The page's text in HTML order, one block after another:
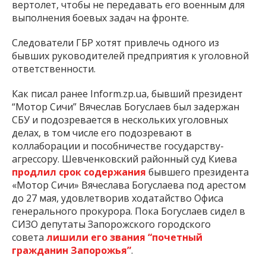
вертолет, чтобы не передавать его военным для
выполнения боевых задач на фронте.
Следователи ГБР хотят привлечь одного из
бывших руководителей предприятия к уголовной
ответственности.
Как писал ранее Inform.zp.ua, бывший президент
“Мотор Сичи” Вячеслав Богуслаев был задержан
СБУ и подозревается в нескольких уголовных
делах, в том числе его подозревают в
коллаборации и пособничестве государству-
агрессору. Шевченковский районный суд Киева
продлил срок содержания бывшего президента
«Мотор Сичи» Вячеслава Богуслаева под арестом
до 27 мая, удовлетворив ходатайство Офиса
генерального прокурора. Пока Богуслаев сидел в
СИЗО депутаты Запорожского городского
совета лишили его звания “почетный
гражданин Запорожья”.